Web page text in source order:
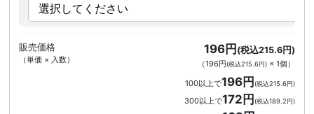
販売価格
（単価 × 入数）
196円 (税込215.6円)
（196円(税込215.6円)× 1個 ）
100以上で196円(税込215.6円)
300以上で172円(税込189.2円)